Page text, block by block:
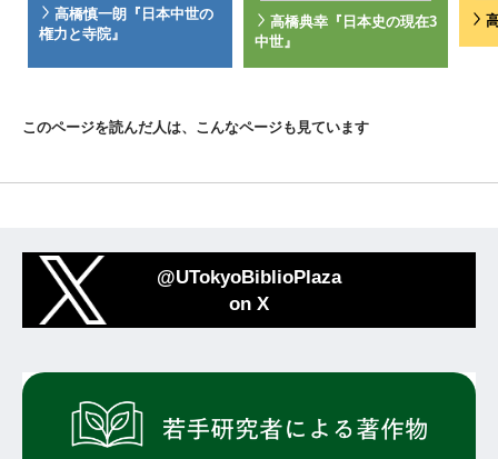
高橋慎一朗『日本中世の
権力と寺院』
高橋典幸『日本史の現在3
中世』
このページを読んだ人は、こんなページも見ています
@UTokyoBiblioPlaza
on X